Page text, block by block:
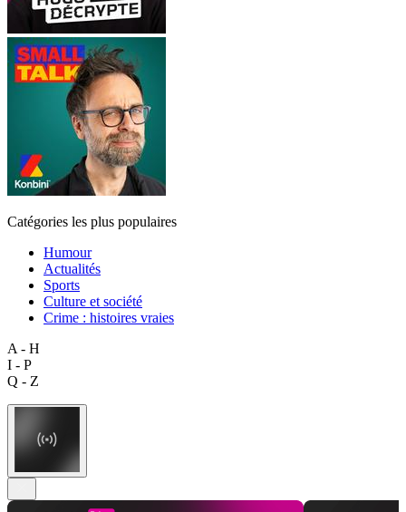
Catégories les plus populaires
Humour
Actualités
Sports
Culture et société
Crime : histoires vraies
A - H
I - P
Q - Z